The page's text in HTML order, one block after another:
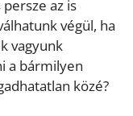
persze az is
végül, ha
vagyunk
a bármilyen
közé?